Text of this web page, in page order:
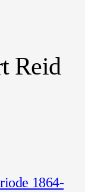
Reid
1864-